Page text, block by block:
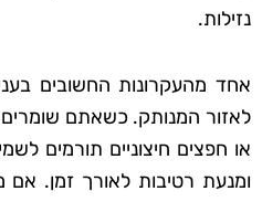
נזילות.
אחד מהעקרונות החשובים
לאזור המנותק. כשאתם שומרים
או חפצים חיצוניים תורמים
ומנעת רטיבות לאורך זמן. אם